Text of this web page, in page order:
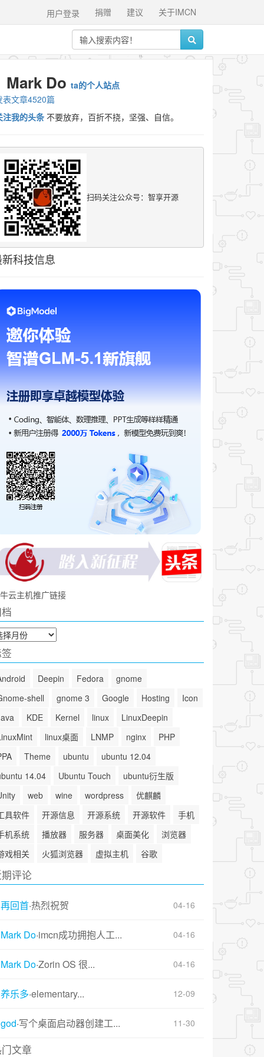
关于IMCN
建议
捐赠
用户登录
Mark Do ta的个人站点
表文章4520篇
注我的头条 不要放弃，百折不挠，坚强、自信。
扫码关注公众号：智享开源
科技信息
云主机推广链接
Deepin Fedora
gnome
shell
gnome 3 Google Hosting
Icon
KDE Kernel linux
LinuxDeepin
linux桌面 LNMP nginx
PHP
Theme ubuntu
ubuntu 12.04
14.04
Ubuntu Touch
ubuntu衍生版
web wine wordpress
优麒麟
具软件
开源信息 开源系统 开源软件
手机
机系统
播放器 服务器 桌面美化
浏览器
戏相关
火狐浏览器 虚拟主机 谷歌
评论
再回首·热烈祝贺 04-16
Mark Do·imcn成功拥抱人工... 04-16
Mark Do·Zorin OS 很... 04-16
养乐多·elementary... 12-09
god·写个桌面启动器创建工... 11-30
文章